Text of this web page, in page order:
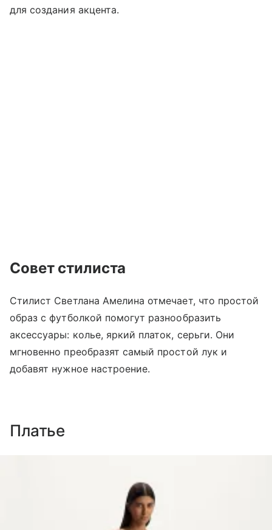
для создания акцента.
Совет стилиста
Стилист Светлана Амелина отмечает, что простой
образ с футболкой помогут разнообразить
аксессуары: колье, яркий платок, серьги. Они
мгновенно преобразят самый простой лук и
добавят нужное настроение.
Платье